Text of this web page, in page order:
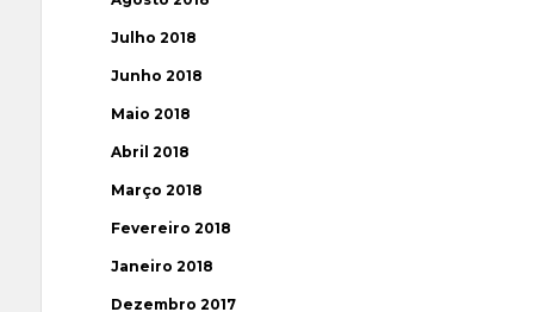
Julho 2018
Junho 2018
Maio 2018
Abril 2018
Março 2018
Fevereiro 2018
Janeiro 2018
Dezembro 2017